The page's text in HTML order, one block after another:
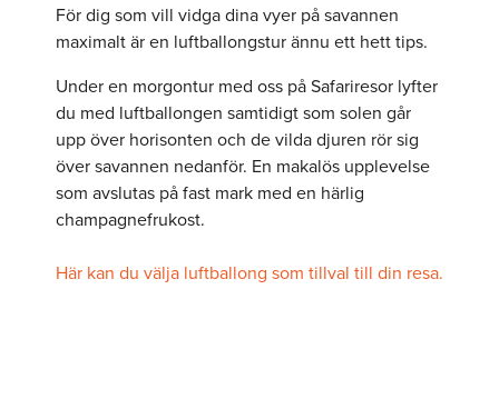
För dig som vill vidga dina vyer på savannen
maximalt är en luftballongstur ännu ett hett tips.
Under en morgontur med oss på Safariresor lyfter
du med luftballongen samtidigt som solen går
upp över horisonten och de vilda djuren rör sig
över savannen nedanför. En makalös upplevelse
som avslutas på fast mark med en härlig
champagnefrukost.
Här kan du välja luftballong som tillval till din resa.